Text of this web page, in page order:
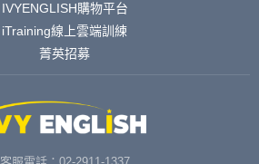
IVYENGLISH購物平台
iTraining線上雲端訓練
菁英招募